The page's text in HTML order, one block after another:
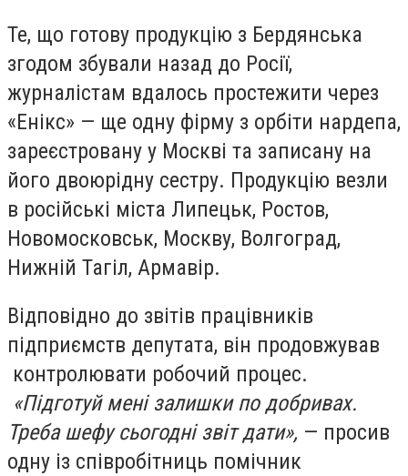
Те, що готову продукцію з Бердянська
згодом збували назад до Росії,
журналістам вдалось простежити через
«Енікс» — ще одну фірму з орбіти нардепа,
зареєстровану у Москві та записану на
його двоюрідну сестру. Продукцію везли
в російські міста Липецьк, Ростов,
Новомосковськ, Москву, Волгоград,
Нижній Тагіл, Армавір.
Відповідно до звітів працівників
підприємств депутата, він продовжував
контролювати робочий процес.
«Підготуй мені залишки по добривах.
Треба шефу сьогодні звіт дати», — просив
одну із співробітниць помічник